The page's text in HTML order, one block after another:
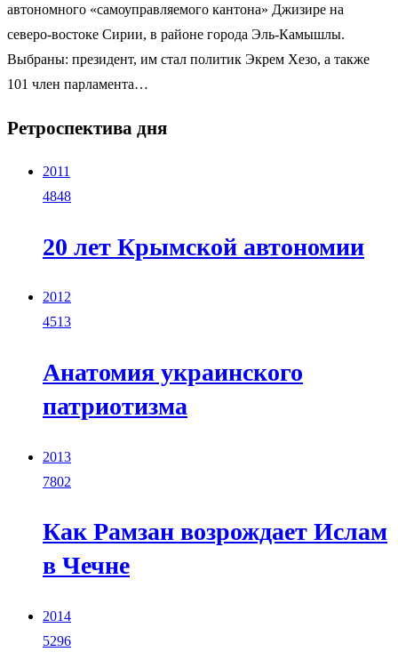
автономного «самоуправляемого кантона» Джизире на
северо-востоке Сирии, в районе города Эль-Камышлы.
Выбраны: президент, им стал политик Экрем Хезо, а также
101 член парламента…
Ретроспектива дня
2011
4848
20 лет Крымской автономии
2012
4513
Анатомия украинского
патриотизма
2013
7802
Как Рамзан возрождает Ислам
в Чечне
2014
5296